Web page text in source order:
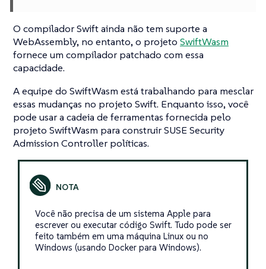
O compilador Swift ainda não tem suporte a
WebAssembly, no entanto, o projeto SwiftWasm
fornece um compilador patchado com essa
capacidade.
A equipe do SwiftWasm está trabalhando para mesclar
essas mudanças no projeto Swift. Enquanto isso, você
pode usar a cadeia de ferramentas fornecida pelo
projeto SwiftWasm para construir SUSE Security
Admission Controller políticas.
Você não precisa de um sistema Apple para
escrever ou executar código Swift. Tudo pode ser
feito também em uma máquina Linux ou no
Windows (usando Docker para Windows).